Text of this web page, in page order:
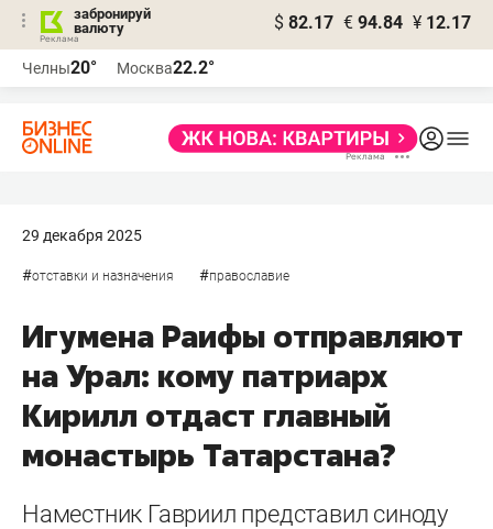
забронируй
валюту
$ 82.17 € 94.84 ¥ 12.17
Челны20° Москва22.2°
29 декабря 2025
#отставки и назначения #православие
Игумена Раифы отправляют
на Урал: кому патриарх
Кирилл отдаст главный
монастырь Татарстана?
Наместник Гавриил представил синоду